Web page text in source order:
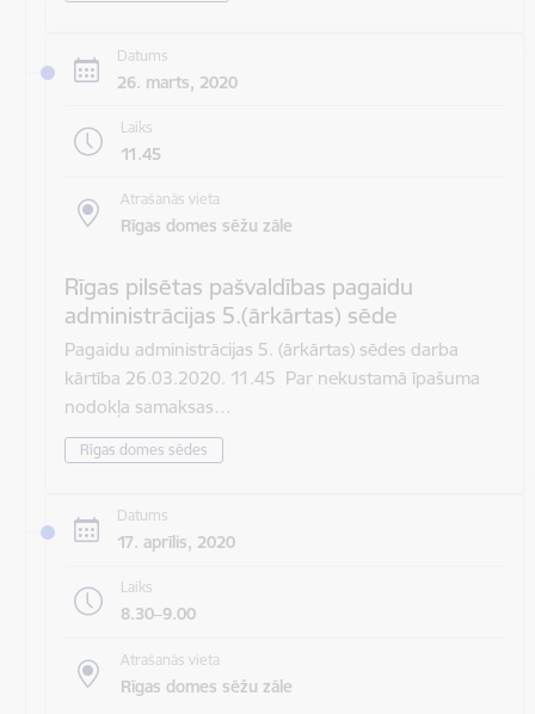
Datums
26. marts, 2020
Laiks
11.45
Atrašanās vieta
Rīgas domes sēžu zāle
Rīgas pilsētas pašvaldības pagaidu
administrācijas 5.(ārkārtas) sēde
Pagaidu administrācijas 5. (ārkārtas) sēdes darba
kārtība 26.03.2020. 11.45 Par nekustamā īpašuma
nodokļa samaksas…
Rīgas domes sēdes
Datums
17. aprīlis, 2020
Laiks
8.30–9.00
Atrašanās vieta
Rīgas domes sēžu zāle